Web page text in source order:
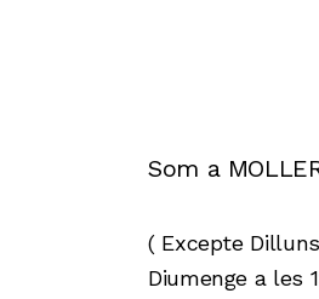
Som a
( Excepte
Diumenge a les